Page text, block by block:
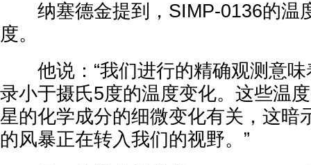
纳塞德金提到，SIMP-0136的温
度。
他说：“我们进行的精确观测意味
录小于摄氏5度的温度变化。这些温
星的化学成分的细微变化有关，这暗
的风暴正在转入我们的视野。”